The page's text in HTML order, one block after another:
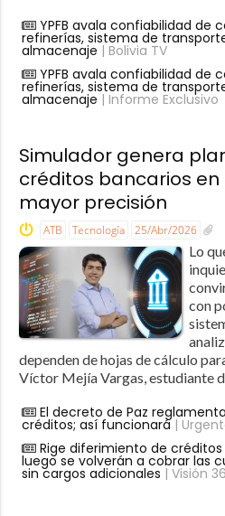
YPFB avala confiabilidad de
refinerías, sistema de
almacenaje | Bolivia TV
YPFB avala confiabilidad de
refinerías, sistema de
almacenaje | Informe Exclusivo
Simulador genera
créditos bancarios en
mayor precisión
ATB Tecnología 25/Abr/2026
Lo
con
dependen de hojas de cálculo
Víctor Mejía Vargas, estudiante
El decreto de Paz
créditos; así funcionará|
Rige diferimiento de
luego se volverán a cobrar las
sin cargos adicionales | Visión